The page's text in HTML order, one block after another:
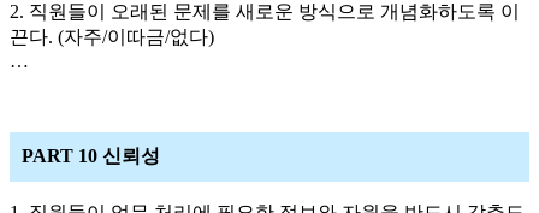
2. 직원들이 오래된 문제를 새로운 방식으로 개념화하도록 이
끈다. (자주/이따금/없다)
…
PART 10 신뢰성